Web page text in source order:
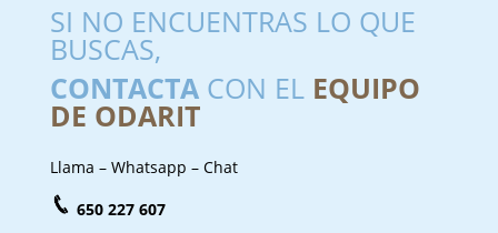
SI NO ENCUENTRAS LO QUE
BUSCAS,
CONTACTACON EL EQUIPO
DE ODARIT
Llama – Whatsapp – Chat
650 227 607